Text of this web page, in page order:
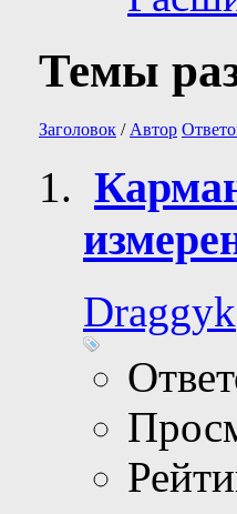
Темы
Заголовок / Автор
Draggyk